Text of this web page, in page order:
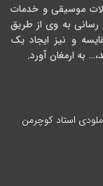
موسیقی و خدمات
رسانی به وی از طریق
و نیز ایجاد یک
به ارمغان آورد.
استاد کوچرمن